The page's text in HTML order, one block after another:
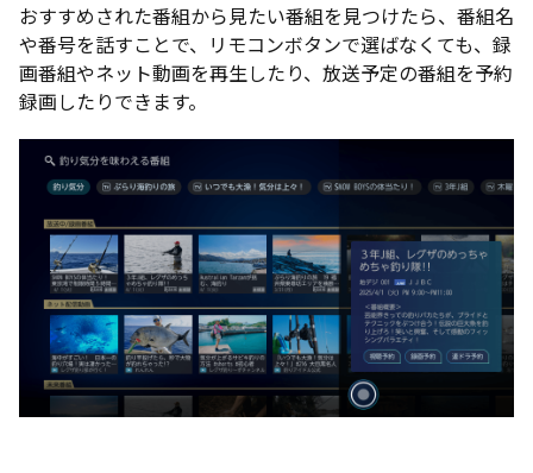
おすすめされた番組から見たい番組を見つけたら、番組名
や番号を話すことで、リモコンボタンで選ばなくても、録
画番組やネット動画を再生したり、放送予定の番組を予約
録画したりできます。